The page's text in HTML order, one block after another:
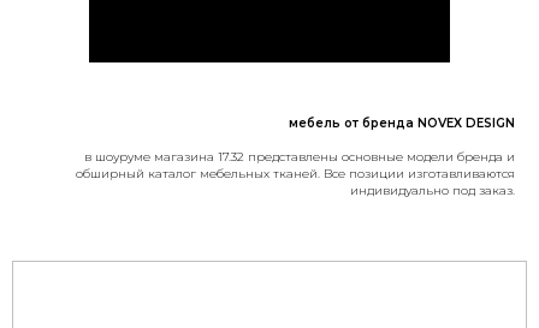
мебель от бренда NOVEX DESIGN
в шоуруме магазина 17.32 представлены основные модели бренда и
обширный каталог мебельных тканей. Все позиции изготавливаются
индивидуально под заказ.